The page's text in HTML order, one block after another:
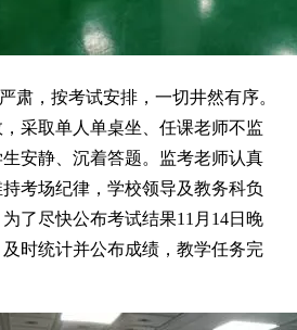
肃，按考试安排，一切井然有序。
采取单人单桌坐、任课老师不监
安静、沉着答题。监考老师认真
考场纪律，学校领导及教务科负
了尽快公布考试结果11月14日晚
及时统计并公布成绩，教学任务完